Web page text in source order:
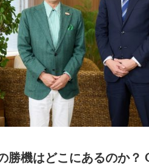
勝機はどこにあるのか？